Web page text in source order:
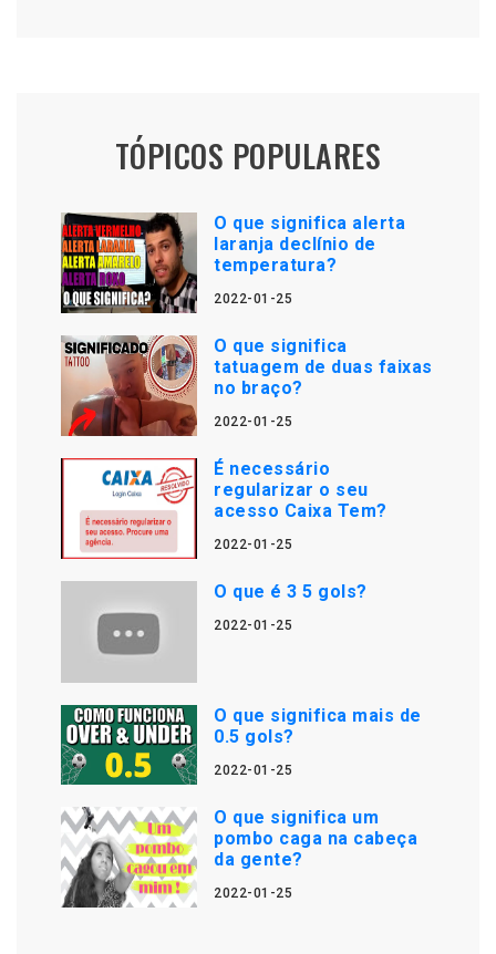
TÓPICOS POPULARES
O que significa alerta
laranja declínio de
temperatura?
2022-01-25
O que significa
tatuagem de duas faixas
no braço?
2022-01-25
É necessário
regularizar o seu
acesso Caixa Tem?
2022-01-25
O que é 3 5 gols?
2022-01-25
O que significa mais de
0.5 gols?
2022-01-25
O que significa um
pombo caga na cabeça
da gente?
2022-01-25